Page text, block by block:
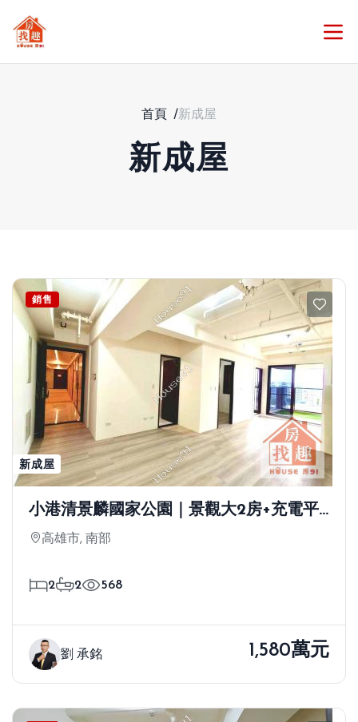
首頁 /新成屋
新成屋
銷售
新成屋
小港清景麟國家公園｜景觀大2房+充電平
車高雄市, 南部
2 2 568
劉 承銘 1,580萬元